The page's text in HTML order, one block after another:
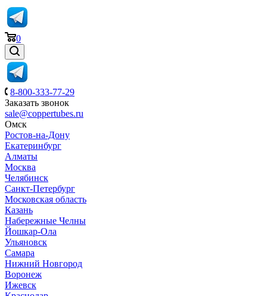
0
8-800-333-77-29
Заказать звонок
sale@coppertubes.ru
Омск
Ростов-на-Дону
Екатеринбург
Алматы
Москва
Челябинск
Санкт-Петербург
Московская область
Казань
Набережные Челны
Йошкар-Ола
Ульяновск
Самара
Нижний Новгород
Воронеж
Ижевск